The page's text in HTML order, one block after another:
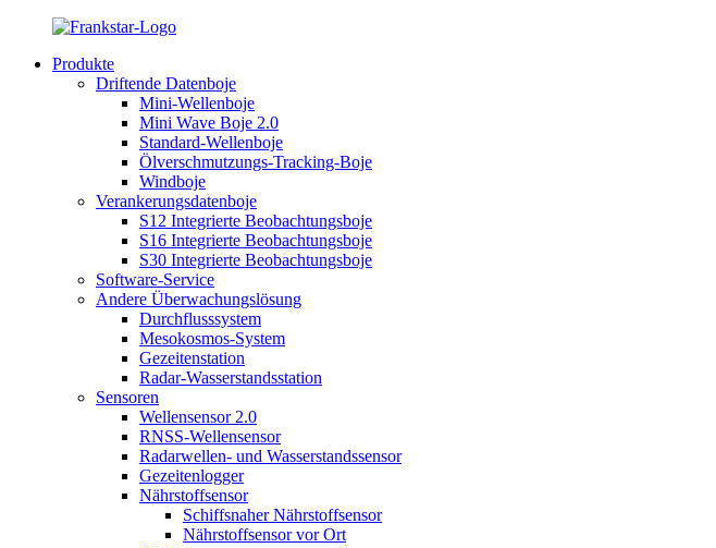
Produkte
Driftende Datenboje
Mini-Wellenboje
Mini Wave Boje 2.0
Standard-Wellenboje
Ölverschmutzungs-Tracking-Boje
Windboje
Verankerungsdatenboje
S12 Integrierte Beobachtungsboje
S16 Integrierte Beobachtungsboje
S30 Integrierte Beobachtungsboje
Software-Service
Andere Überwachungslösung
Durchflusssystem
Mesokosmos-System
Gezeitenstation
Radar-Wasserstandsstation
Sensoren
Wellensensor 2.0
RNSS-Wellensensor
Radarwellen- und Wasserstandssensor
Gezeitenlogger
Nährstoffsensor
Schiffsnaher Nährstoffsensor
Nährstoffsensor vor Ort